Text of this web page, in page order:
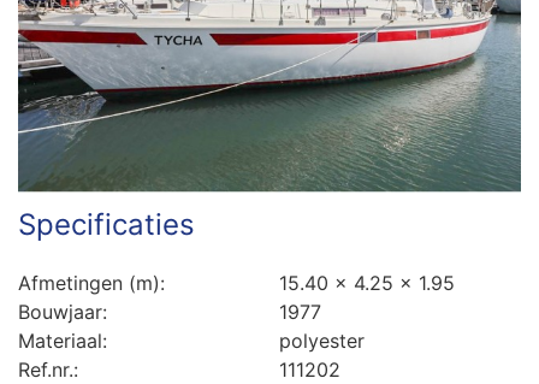
Specificaties
Afmetingen (m):
15.40 x 4.25 x 1.95
Bouwjaar:
1977
Materiaal:
polyester
Ref.nr.:
111202